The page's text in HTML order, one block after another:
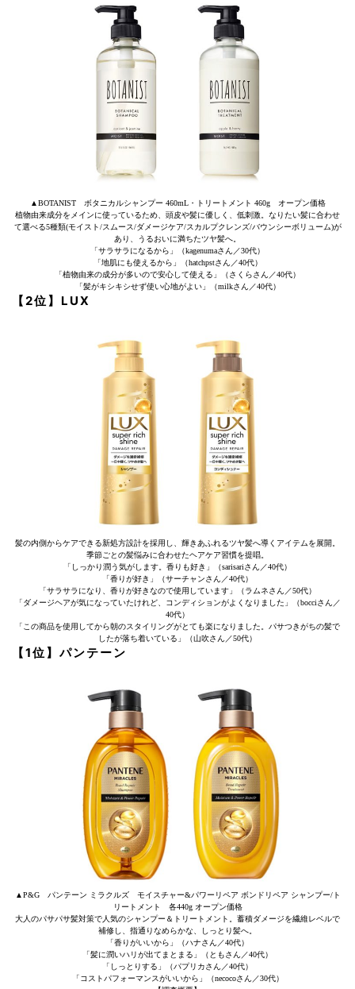
▲BOTANIST ボタニカルシャンプー 460mL・トリートメント 460g オープン価格
植物由来成分をメインに使っているため、頭皮や髪に優しく、低刺激。なりたい髪に合わせ
て選べる5種類(モイスト/スムース/ダメージケア/スカルプクレンズ/バウンシーボリューム)が
あり、うるおいに満ちたツヤ髪へ。
「サラサラになるから」（kagenumaさん／30代）
「地肌にも使えるから」（hatchpstさん／40代）
「植物由来の成分が多いので安心して使える」（さくらさん／40代）
「髪がキシキシせず使い心地がよい」（milkさん／40代）
【2位】LUX
髪の内側からケアできる新処方設計を採用し、輝きあふれるツヤ髪へ導くアイテムを展開。
季節ごとの髪悩みに合わせたヘアケア習慣を提唱。
「しっかり潤う気がします。香りも好き」（sarisariさん／40代）
「香りが好き」（サーチャンさん／40代）
「サラサラになり、香りが好きなので使用しています」（ラムネさん／50代）
「ダメージヘアが気になっていたけれど、コンディションがよくなりました」（bocciさん／
40代）
「この商品を使用してから朝のスタイリングがとても楽になりました。パサつきがちの髪で
したが落ち着いている」（山吹さん／50代）
【1位】パンテーン
▲P&G パンテーン ミラクルズ モイスチャー&パワーリペア ボンドリペア シャンプー/ト
リートメント 各440g オープン価格
大人のパサパサ髪対策で人気のシャンプー＆トリートメント。蓄積ダメージを繊維レベルで
補修し、指通りなめらかな、しっとり髪へ。
「香りがいいから」（ハナさん／40代）
「髪に潤いハリが出てまとまる」（ともさん／40代）
「しっとりする」（パプリカさん／40代）
「コストパフォーマンスがいいから」（necocoさん／30代）